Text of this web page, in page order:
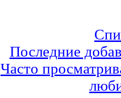
Последние
Часто